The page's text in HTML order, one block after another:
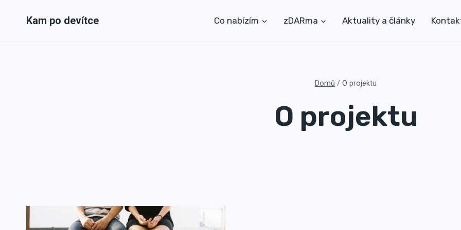
Kam po devítce Co nabízím zDARma Aktuality a články
Domů / O projektu
O projektu